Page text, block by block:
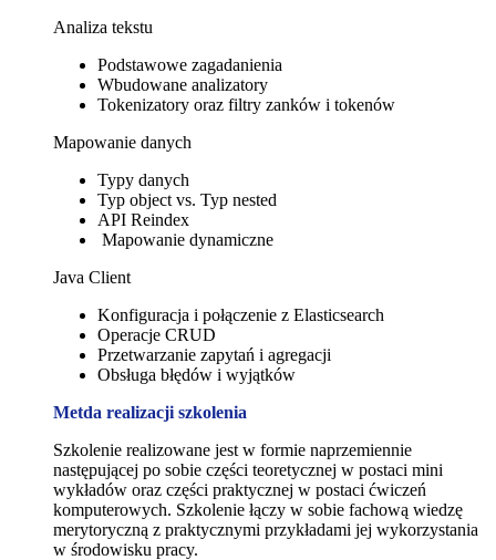
Analiza tekstu
Podstawowe zagadanienia
Wbudowane analizatory
Tokenizatory oraz filtry zanków i tokenów
Mapowanie danych
Typy danych
Typ object vs. Typ nested
API Reindex
Mapowanie dynamiczne
Java Client
Konfiguracja i połączenie z Elasticsearch
Operacje CRUD
Przetwarzanie zapytań i agregacji
Obsługa błędów i wyjątków
Metda realizacji szkolenia
Szkolenie realizowane jest w formie naprzemiennie
następującej po sobie części teoretycznej w postaci mini
wykładów oraz części praktycznej w postaci ćwiczeń
komputerowych. Szkolenie łączy w sobie fachową wiedzę
merytoryczną z praktycznymi przykładami jej wykorzystania
w środowisku pracy.